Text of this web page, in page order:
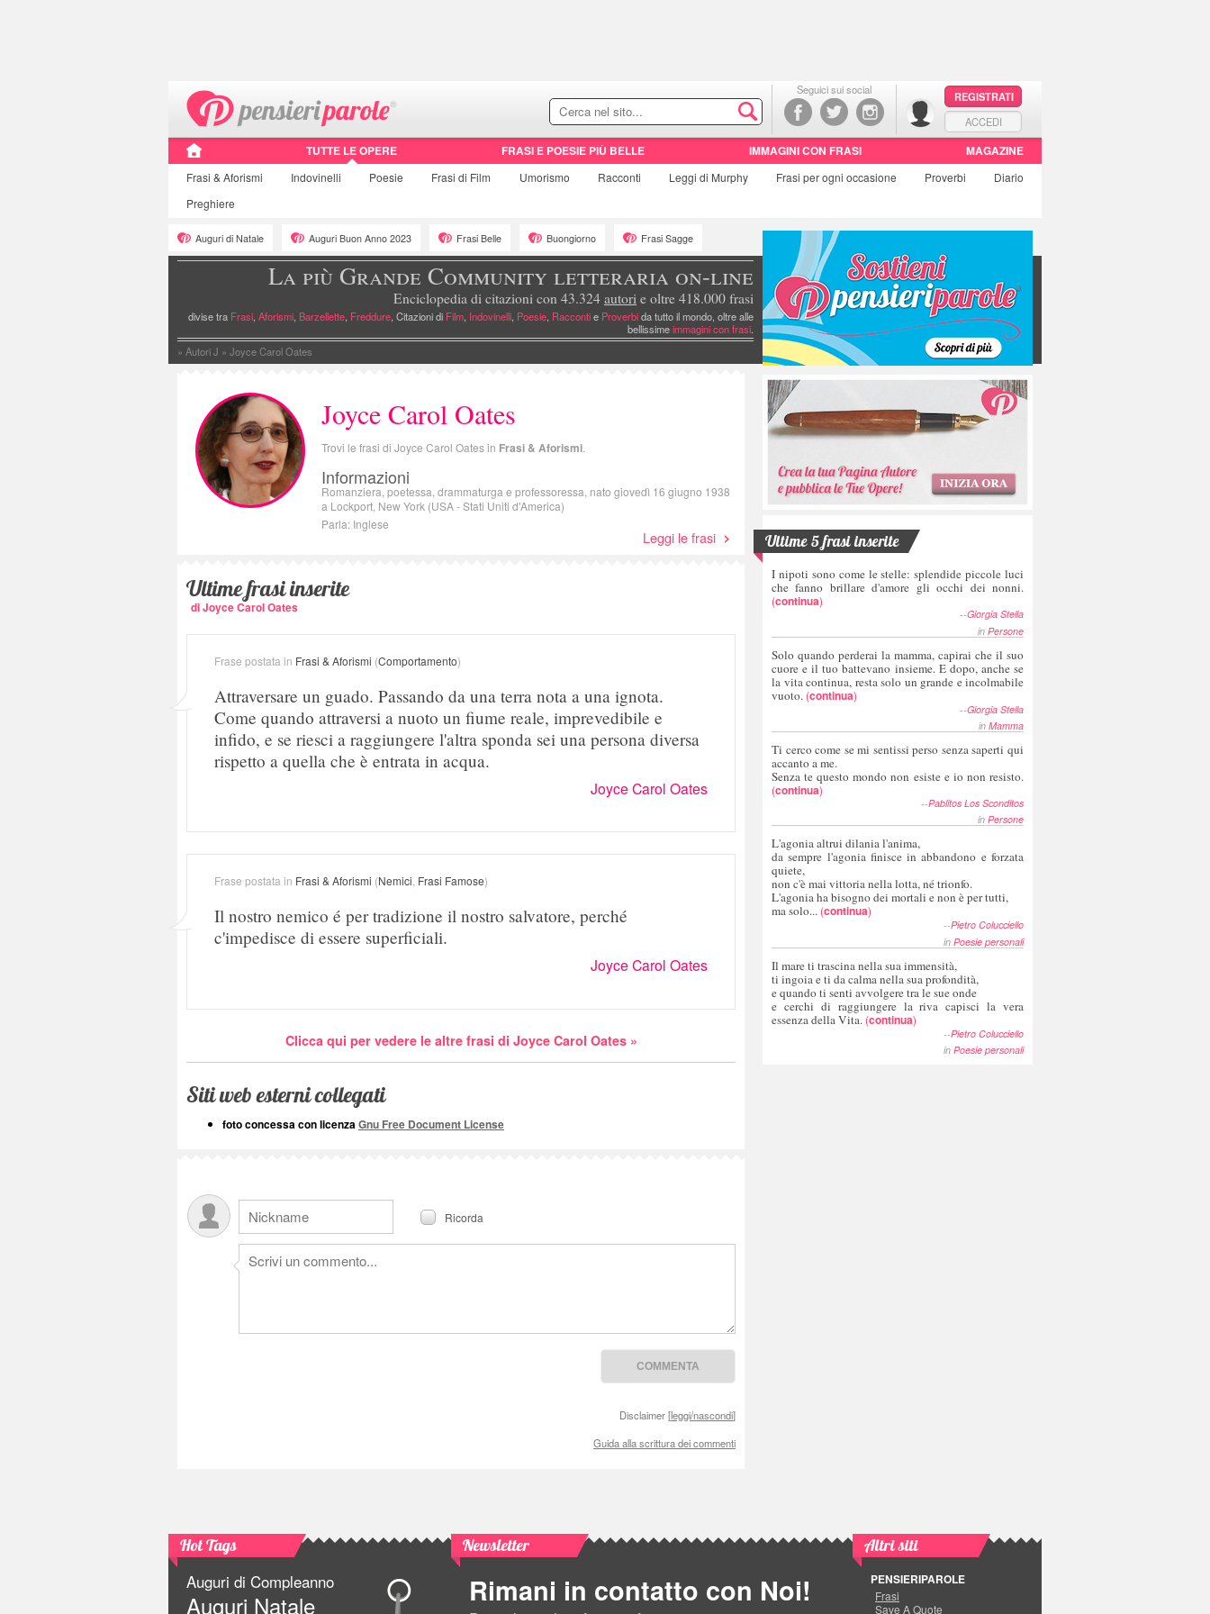
Seguici sui social
REGISTRATI
ACCEDI
TUTTE LE OPERE FRASI E POESIE PIÙ BELLE IMMAGINI CON FRASI MAGAZINE
Frasi & Aforismi Indovinelli Poesie Frasi di Film Umorismo Racconti Leggi di Murphy Frasi per ogni occasione Proverbi
Diario
Preghiere
Auguri di Natale Auguri Buon Anno 2023 Frasi Belle Buongiorno Frasi Sagge
La più Grande Community letteraria on-line
Enciclopedia di citazioni con 43.324 autori e oltre 418.000 frasi
divise tra Frasi, Aforismi, Barzellette, Freddure, Citazioni di Film, Indovinelli, Poesie, Raccontie Proverbida tutto il mondo, oltre alle
bellissimeimmagini con frasi.
» Autori J » Joyce Carol Oates
Joyce Carol Oates
Trovi le frasi di Joyce Carol Oates in Frasi & Aforismi
Informazioni
Romanziera, poetessa, drammaturga e professoressa, nato giovedì 16 giugno 1938
a Lockport, New York (USA - Stati Uniti d'America)
Parla: Inglese
Leggi le frasi
Ultime frasi inserite
di Joyce Carol Oates
Frase postata in Frasi & Aforismi (Comportamento)
Attraversare un guado. Passando da una terra nota a una ignota.
Come quando attraversi a nuoto un fiume reale, imprevedibile e
infido, e se riesci a raggiungere l'altra sponda sei una persona diversa
rispetto a quella che è entrata in acqua.
Joyce Carol Oates
Frase postata in Frasi & Aforismi (Nemici Frasi Famose)
Il nostro nemico é per tradizione il nostro salvatore, perché
c'impedisce di essere superficiali.
Joyce Carol Oates
Clicca qui per vedere le altre frasi di Joyce Carol Oates »
Siti web esterni collegati
foto concessa con licenzaGnu Free Document License
Ricorda
Disclaimer [leggi/nascondi]
Guida alla scrittura dei commenti
Ultime 5 frasi inserite
I nipoti sono come le stelle: splendide piccole luci
che fanno brillare d'amore gli occhi dei nonni.
(continua)
--Giorgia Stella
in Persone
Solo quando perderai la mamma, capirai che il suo
cuore e il tuo battevano insieme. E dopo, anche se
la vita continua, resta solo un grande e incolmabile
vuoto. (continua)
--Giorgia Stella
in Mamma
Ti cerco come se mi sentissi perso senza saperti qui
accanto a me.
Senza te questo mondo non esiste e io non resisto.
(continua)
--Pablitos Los Sconditos
in Persone
L'agonia altrui dilania l'anima,
da sempre l'agonia finisce in abbandono e forzata
quiete,
non c'è mai vittoria nella lotta, né trionfo.
L'agonia ha bisogno dei mortali e non è per tutti,
ma solo... (continua)
--Pietro Colucciello
in Poesie personali
Il mare ti trascina nella sua immensità,
ti ingoia e ti da calma nella sua profondità,
e quando ti senti avvolgere tra le sue onde
e cerchi di raggiungere la riva capisci la vera
essenza della Vita. (continua)
--Pietro Colucciello
in Poesie personali
Hot Tags
Auguri di Compleanno
Auguri Natale
Newsletter
Rimani in contatto con Noi!
Altri siti
PENSIERIPAROLE
Frasi
Save A Quote